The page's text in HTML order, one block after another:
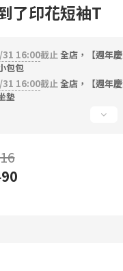
了印花短袖T
16:00截止全店，【週年
包包
16:00截止全店，【週年
墊